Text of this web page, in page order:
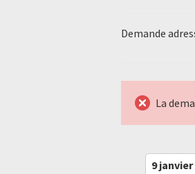
Demande
La
9 janvier